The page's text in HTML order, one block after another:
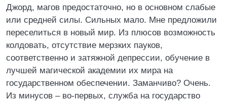
Джорд, магов предостаточно, но в основном слабые
или средней силы. Сильных мало. Мне предложили
переселиться в новый мир. Из плюсов возможность
колдовать, отсутствие мерзких пауков,
соответственно и затяжной депрессии, обучение в
лучшей магической академии их мира на
государственном обеспечении. Заманчиво? Очень.
Из минусов – во-первых, служба на государство